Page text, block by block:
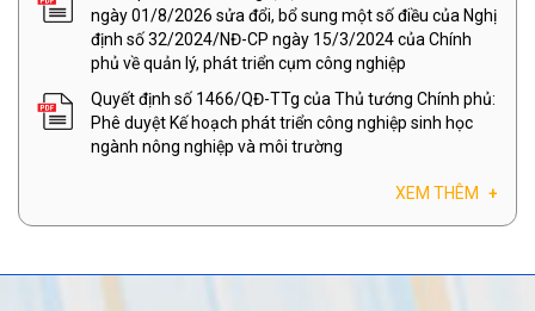
ngày 01/8/2026 sửa đổi, bổ sung một số điều của Nghị
định số 32/2024/NĐ-CP ngày 15/3/2024 của Chính
phủ về quản lý, phát triển cụm công nghiệp
Quyết định số 1466/QĐ-TTg của Thủ tướng Chính phủ:
Phê duyệt Kế hoạch phát triển công nghiệp sinh học
ngành nông nghiệp và môi trường
XEM THÊM +